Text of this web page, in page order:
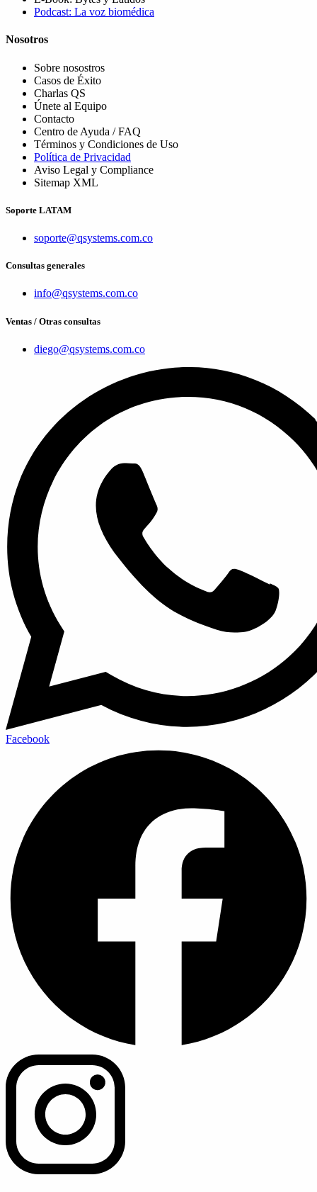
Podcast: La voz biomédica
Nosotros
Sobre nosostros
Casos de Éxito
Charlas QS
Únete al Equipo
Contacto
Centro de Ayuda / FAQ
Términos y Condiciones de Uso
Política de Privacidad
Aviso Legal y Compliance
Sitemap XML
Soporte LATAM
soporte@qsystems.com.co
Consultas generales
info@qsystems.com.co
Ventas / Otras consultas
diego@qsystems.com.co
Facebook